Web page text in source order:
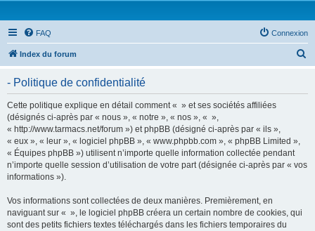
FAQ Connexion
Index du forum
- Politique de confidentialité
Cette politique explique en détail comment « » et ses sociétés affiliées
(désignés ci-après par « nous », « notre », « nos », « »,
« http://www.tarmacs.net/forum ») et phpBB (désigné ci-après par « ils »,
« eux », « leur », « logiciel phpBB », « www.phpbb.com », « phpBB Limited »,
« Équipes phpBB ») utilisent n’importe quelle information collectée pendant
n’importe quelle session d’utilisation de votre part (désignée ci-après par « vos
informations »).
Vos informations sont collectées de deux manières. Premièrement, en
naviguant sur « », le logiciel phpBB créera un certain nombre de cookies, qui
sont des petits fichiers textes téléchargés dans les fichiers temporaires du